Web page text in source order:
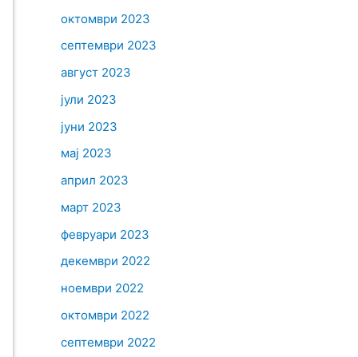
октомври 2023
септември 2023
август 2023
јули 2023
јуни 2023
мај 2023
април 2023
март 2023
февруари 2023
декември 2022
ноември 2022
октомври 2022
септември 2022